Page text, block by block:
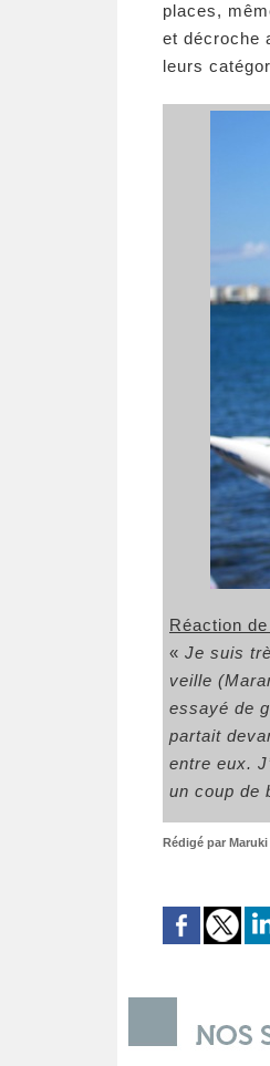
places,
et décroche
leurs
Réaction
« Je suis
veille
essayé de
partait
entre eux.
un coup de
Rédigé par